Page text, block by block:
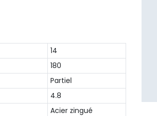
14
180
Partiel
4.8
Acier zingué